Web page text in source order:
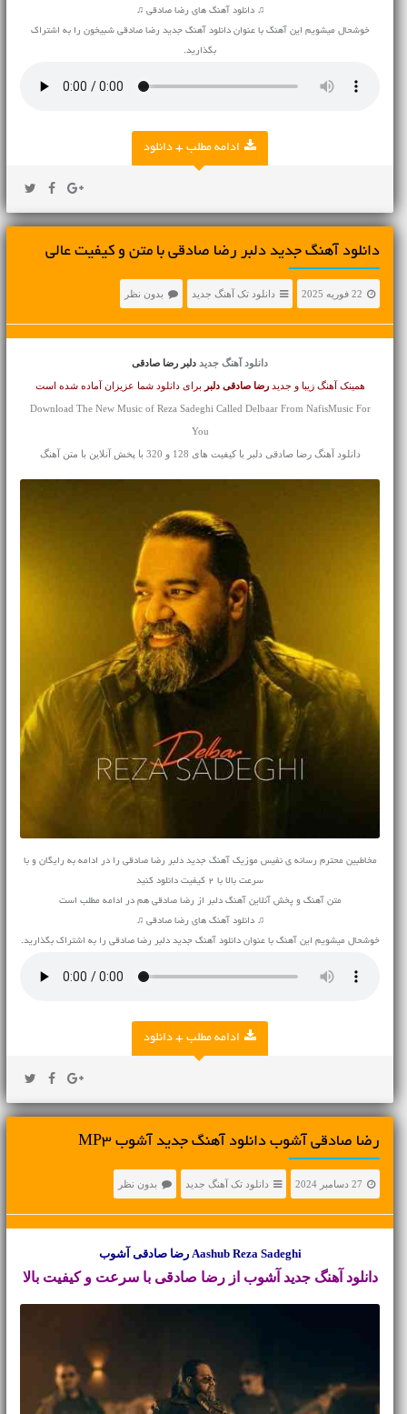
♫ دانلود آهنگ های رضا صادقی ♫
خوشحال میشویم این آهنگ با عنوان دانلود آهنگ جدید رضا صادقی شبیخون را به اشتراک
بگذارید.
ادامه مطلب + دانلود
دانلود آهنگ جديد دلبر رضا صادقی با متن و کیفیت عالی
22 فوریه 2025 دانلود تک آهنگ جدید بدون نظر
دانلود آهنگ جدید دلبر رضا صادقی
همینک آهنگ زیبا و جدیدرضا صادقی دلبر برای دانلود شما عزیزان آماده شده است
Download The New Music of Reza Sadeghi Called Delbaar From NafisMusic For
You
دانلود آهنگ رضا صادقی دلبر با کیفیت های 128 و 320 با پخش آنلاین با متن آهنگ
مخاطبین محترم رسانه ی نفیس موزیک آهنگ جدید دلبر رضا صادقی را در ادامه به رایگان و با
سرعت بالا با 2 کیفیت دانلود کنید
متن آهنگ و پخش آنلاین آهنگ دلبر از رضا صادقی هم در ادامه مطلب است
♫ دانلود آهنگ های رضا صادقی ♫
خوشحال میشویم این آهنگ با عنوان دانلود آهنگ جدید دلبر رضا صادقی را به اشتراک بگذارید.
ادامه مطلب + دانلود
رضا صادقی آشوب دانلود آهنگ جدید آشوب MP3
27 دسامبر 2024 دانلود تک آهنگ جدید بدون نظر
Aashub Reza Sadeghi رضا صادقی آشوب
دانلود آهنگ جدید آشوب از رضا صادقی با سرعت و کیفیت بالا